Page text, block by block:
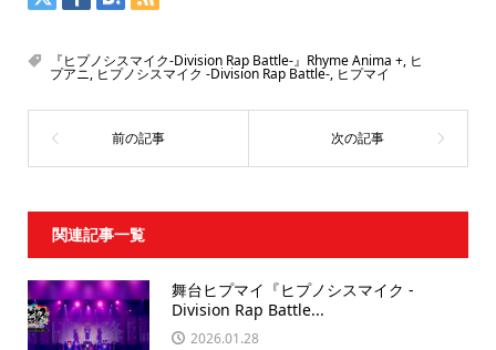
『ヒプノシスマイク-Division Rap Battle-』Rhyme Anima +, ヒ
プアニ, ヒプノシスマイク -Division Rap Battle-, ヒプマイ
関連記事一覧
舞台ヒプマイ『ヒプノシスマイク -
Division Rap Battle...
2026.01.28